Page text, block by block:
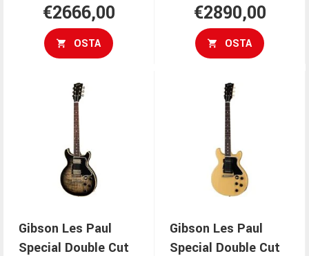
€2666,00
OSTA
€2890,00
OSTA
Gibson Les Paul
Special Double Cut
Gibson Les Paul
Special Double Cut